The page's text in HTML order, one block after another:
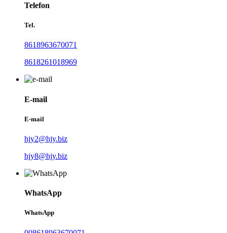
Telefon
Tel.
8618963670071
8618261018969
E-mail
E-mail
hjy2@hjy.biz
hjy8@hjy.biz
WhatsApp
WhatsApp